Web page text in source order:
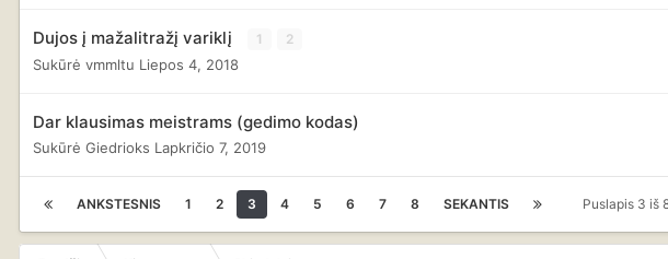
Dujos į mažalitražį variklį 1 2
Sukūrė vmmltu Liepos 4, 2018
Dar klausimas meistrams (gedimo kodas)
Sukūrė Giedrioks Lapkričio 7, 2019
ANKSTESNIS 1 2 3 4 5 6 7 8 SEKANTIS Puslapis 3 iš